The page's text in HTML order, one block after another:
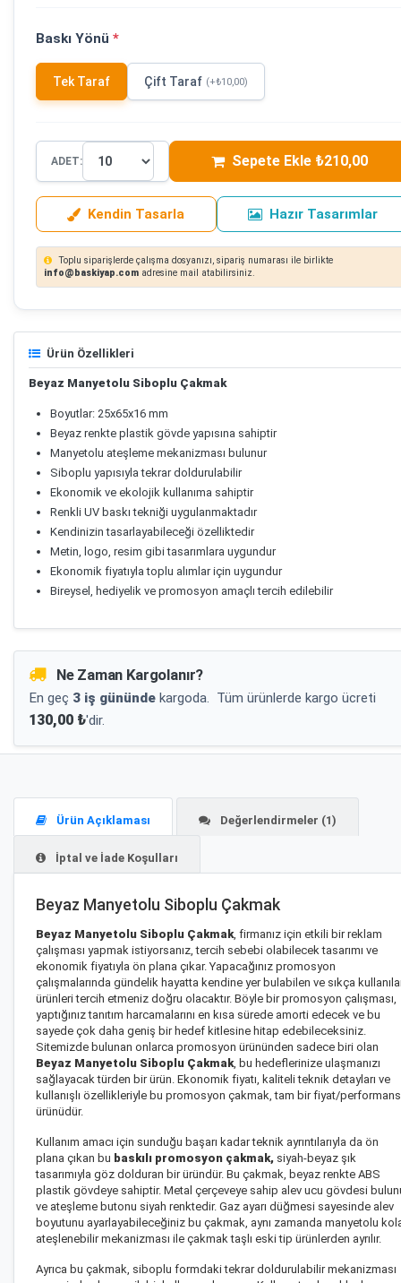
Baskı Yönü *
Tek Taraf Çift Taraf (+₺10,00)
ADET: Sepete Ekle ₺210,00
Kendin Tasarla Hazır Tasarımlar
Toplu siparişlerde çalışma dosyanızı, sipariş numarası ile birlikte
info@baskiyap.com adresine mail atabilirsiniz.
Ürün Özellikleri
Beyaz Manyetolu Siboplu Çakmak
Boyutlar: 25x65x16 mm
Beyaz renkte plastik gövde yapısına sahiptir
Manyetolu ateşleme mekanizması bulunur
Siboplu yapısıyla tekrar doldurulabilir
Ekonomik ve ekolojik kullanıma sahiptir
Renkli UV baskı tekniği uygulanmaktadır
Kendinizin tasarlayabileceği özelliktedir
Metin, logo, resim gibi tasarımlara uygundur
Ekonomik fiyatıyla toplu alımlar için uygundur
Bireysel, hediyelik ve promosyon amaçlı tercih edilebilir
Ne Zaman Kargolanır?
En geç 3 iş gününde kargoda. Tüm ürünlerde kargo ücreti
130,00 ₺'dir.
Ürün Açıklaması Değerlendirmeler (1)
İptal ve İade Koşulları
Beyaz Manyetolu Siboplu Çakmak
Beyaz Manyetolu Siboplu Çakmak, firmanız için etkili bir reklam
çalışması yapmak istiyorsanız, tercih sebebi olabilecek tasarımı ve
ekonomik fiyatıyla ön plana çıkar. Yapacağınız promosyon
çalışmalarında gündelik hayatta kendine yer bulabilen ve sıkça
ürünleri tercih etmeniz doğru olacaktır. Böyle bir promosyon çalışması,
yaptığınız tanıtım harcamalarını en kısa sürede amorti edecek ve bu
sayede çok daha geniş bir hedef kitlesine hitap edebileceksiniz.
Sitemizde bulunan onlarca promosyon ürününden sadece biri olan
Beyaz Manyetolu Siboplu Çakmak, bu hedeflerinize ulaşmanızı
sağlayacak türden bir ürün. Ekonomik fiyatı, kaliteli teknik detayları ve
kullanışlı özellikleriyle bu promosyon çakmak, tam bir fiyat/performans
ürünüdür.
Kullanım amacı için sunduğu başarı kadar teknik ayrıntılarıyla da ön
plana çıkan bu baskılı promosyon çakmak, siyah-beyaz şık
tasarımıyla göz dolduran bir üründür. Bu çakmak, beyaz renkte ABS
plastik gövdeye sahiptir. Metal çerçeveye sahip alev ucu gövdesi
ve ateşleme butonu siyah renktedir. Gaz ayarı düğmesi sayesinde alev
boyutunu ayarlayabileceğiniz bu çakmak, aynı zamanda manyetolu
ateşlenebilir mekanizması ile çakmak taşlı eski tip ürünlerden ayrılır.
Ayrıca bu çakmak, siboplu formdaki tekrar doldurulabilir mekanizması